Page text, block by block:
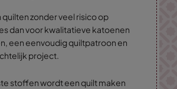
quilten zonder veel risico op
dan voor kwalitatieve katoenen
een eenvoudig quiltpatroon en
project.
stoffen wordt een quilt maken